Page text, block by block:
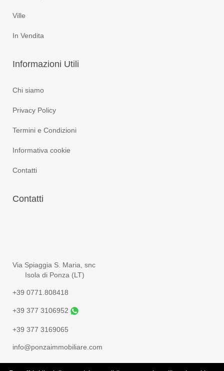
Ville
In Vendita
Informazioni Utili
Chi siamo
Privacy Policy
Termini e Condizioni
Informativa cookie
Contatti
Contatti
Via Spiaggia S. Maria, snc
Isola di Ponza (LT)
+39 0771.808418
+39 377 3106952
+39 377 3169065
info@ponzaimmobiliare.com